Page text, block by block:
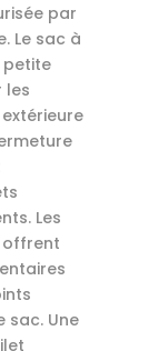
par
Le sac à
petite
les
Les
offrent
Une